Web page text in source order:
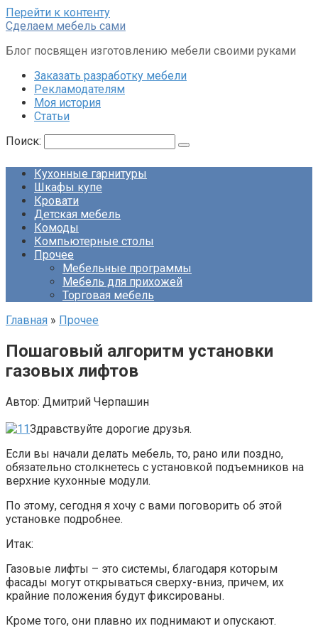
Перейти к контенту
Сделаем мебель сами
Блог посвящен изготовлению мебели своими руками
Заказать разработку мебели
Рекламодателям
Моя история
Статьи
Поиск:
Кухонные гарнитуры
Шкафы купе
Кровати
Детская мебель
Комоды
Компьютерные столы
Прочее
Мебельные программы
Мебель для прихожей
Торговая мебель
Главная » Прочее
Пошаговый алгоритм установки
газовых лифтов
Автор: Дмитрий Черпашин
Здравствуйте дорогие друзья.
Если вы начали делать мебель, то, рано или поздно,
обязательно столкнетесь с установкой подъемников на
верхние кухонные модули.
По этому, сегодня я хочу с вами поговорить об этой
установке подробнее.
Итак:
Газовые лифты – это системы, благодаря которым
фасады могут открываться сверху-вниз, причем, их
крайние положения будут фиксированы.
Кроме того, они плавно их поднимают и опускают.